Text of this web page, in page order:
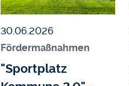
Veröffentlicht am
30.06.2026
Fördermaßnahmen
"Sportplatz